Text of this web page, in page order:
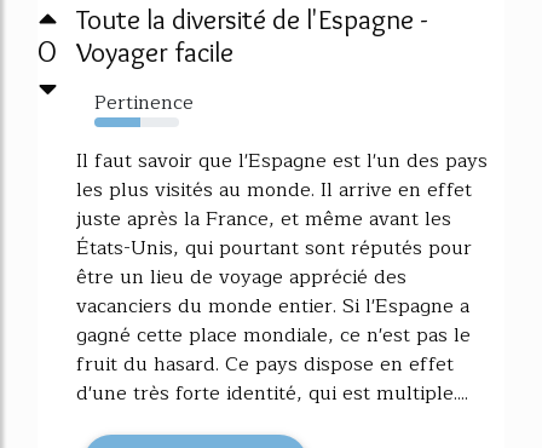
0
Toute la diversité de l'Espagne -
Voyager facile
Pertinence
54%
Il faut savoir que l'Espagne est l'un des pays
les plus visités au monde. Il arrive en effet
juste après la France, et même avant les
États-Unis, qui pourtant sont réputés pour
être un lieu de voyage apprécié des
vacanciers du monde entier. Si l'Espagne a
gagné cette place mondiale, ce n'est pas le
fruit du hasard. Ce pays dispose en effet
d'une très forte identité, qui est multiple....